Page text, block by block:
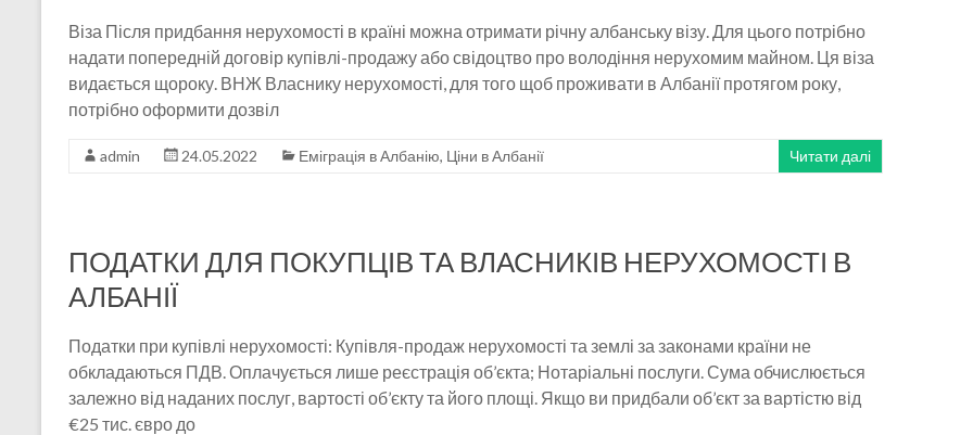
Віза Після придбання нерухомості в країні можна отримати річну албанську візу. Для цього потрібно
надати попередній договір купівлі-продажу або свідоцтво про володіння нерухомим майном. Ця віза
видається щороку. ВНЖ Власнику нерухомості, для того щоб проживати в Албанії протягом року,
потрібно оформити дозвіл
admin 24.05.2022 Еміграція в Албанію, Ціни в Албанії Читати далі
ПОДАТКИ ДЛЯ ПОКУПЦІВ ТА ВЛАСНИКІВ НЕРУХОМОСТІ В
АЛБАНІЇ
Податки при купівлі нерухомості: Купівля-продаж нерухомості та землі за законами країни не
обкладаються ПДВ. Оплачується лише реєстрація об’єкта; Нотаріальні послуги. Сума обчислюється
залежно від наданих послуг, вартості об’єкту та його площі. Якщо ви придбали об’єкт за вартістю від
€25 тис. євро до